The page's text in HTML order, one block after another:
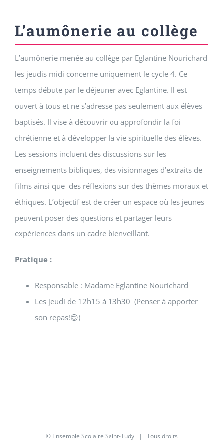
L’aumônerie au collège
L’aumônerie menée au collège par Eglantine Nourichard
les jeudis midi concerne uniquement le cycle 4. Ce
temps débute par le déjeuner avec Eglantine. Il est
ouvert à tous et ne s’adresse pas seulement aux élèves
baptisés. Il vise à découvrir ou approfondir la foi
chrétienne et à développer la vie spirituelle des élèves.
Les sessions incluent des discussions sur les
enseignements bibliques, des visionnages d’extraits de
films ainsi que des réflexions sur des thèmes moraux et
éthiques. L’objectif est de créer un espace où les jeunes
peuvent poser des questions et partager leurs
expériences dans un cadre bienveillant.
Pratique :
Responsable : Madame Eglantine Nourichard
Les jeudi de 12h15 à 13h30 (Penser à apporter
son repas!😊)
© Ensemble Scolaire Saint-Tudy | Tous droits